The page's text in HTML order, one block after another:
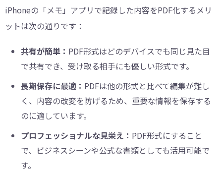
iPhoneの「メモ」アプリで記録した内容をPDF化するメリ
ットは次の通りです：
共有が簡単： PDF形式はどのデバイスでも同じ見た目
で共有でき、受け取る相手にも優しい形式です。
長期保存に最適： PDFは他の形式と比べて編集が難し
く、内容の改変を防げるため、重要な情報を保存する
のに適しています。
プロフェッショナルな見栄え： PDF形式にすること
で、ビジネスシーンや公式な書類としても活用可能で
す。